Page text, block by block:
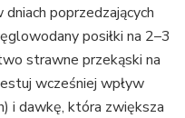
poprzedzających
posiłki na 2–3
strawne przekąski na
wcześniej wpływ
i dawkę, która zwiększa